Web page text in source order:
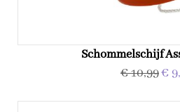
Schommelschijf
€ 10,99€